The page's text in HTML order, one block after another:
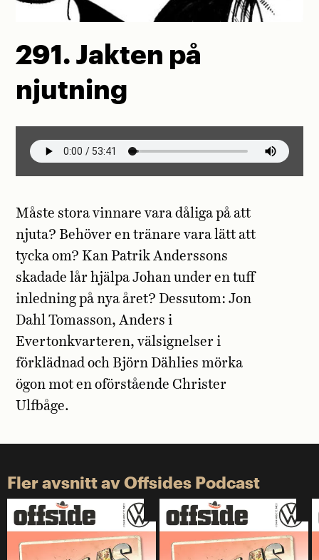
291. Jakten på
njutning
Måste stora vinnare vara dåliga på att
njuta? Behöver en tränare vara lätt att
tycka om? Kan Patrik Anderssons
skadade lår hjälpa Johan under en tuff
inledning på nya året? Dessutom: Jon
Dahl Tomasson, Anders i
Evertonkvarteren, välsignelser i
förklädnad och Björn Dählies mörka
ögon mot en oförstående Christer
Ulfbåge.
Fler avsnitt av Offsides Podcast